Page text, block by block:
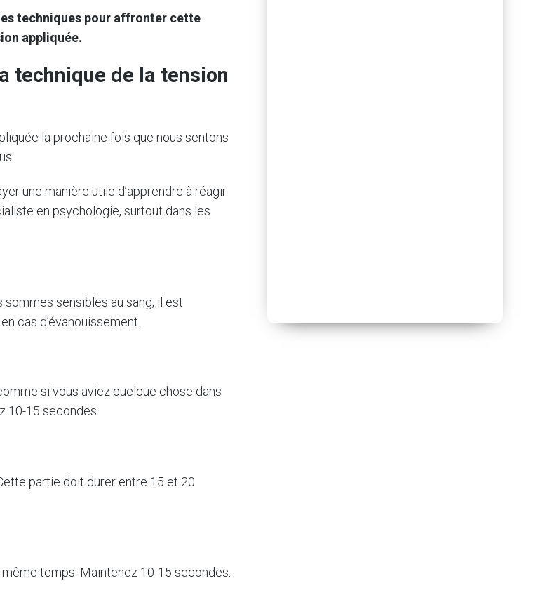
techniques pour affronter cette
appliquée.
technique de la tension
la prochaine fois que nous sentons
une manière utile d’apprendre à réagir
en psychologie, surtout dans les
sensibles au sang, il est
cas d’évanouissement.
si vous aviez quelque chose dans
10-15 secondes.
partie doit durer entre 15 et 20
temps. Maintenez 10-15 secondes.